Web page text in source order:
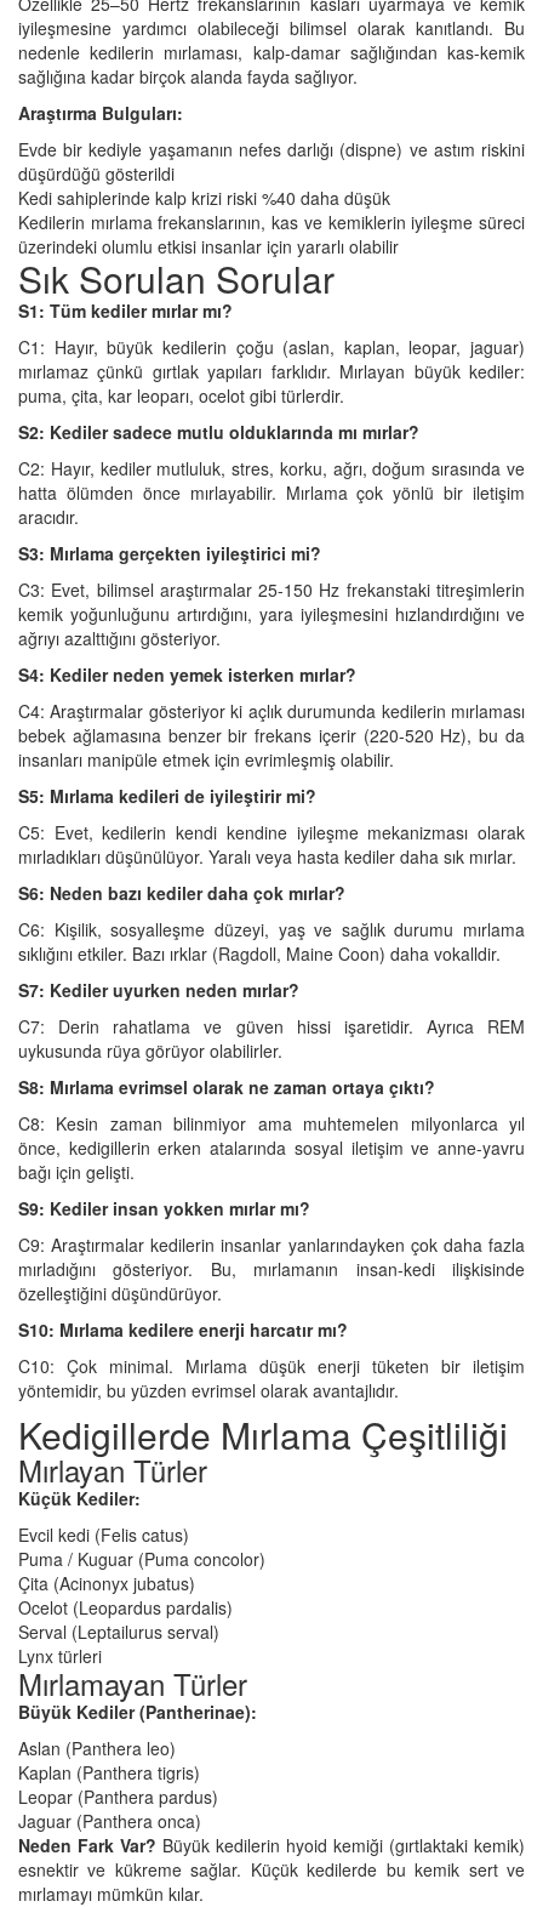
iyileşmesine yardımcı olabileceği bilimsel olarak kanıtlandı. Bu
nedenle kedilerin mırlaması, kalp-damar sağlığından kas-kemik
sağlığına kadar birçok alanda fayda sağlıyor.
Araştırma Bulguları:
Evde bir kediyle yaşamanın nefes darlığı (dispne) ve astım riskini
düşürdüğü gösterildi
Kedi sahiplerinde kalp krizi riski %40 daha düşük
Kedilerin mırlama frekanslarının, kas ve kemiklerin iyileşme süreci
üzerindeki olumlu etkisi insanlar için yararlı olabilir
Sık Sorulan Sorular
S1: Tüm kediler mırlar mı?
C1: Hayır, büyük kedilerin çoğu (aslan, kaplan, leopar, jaguar)
mırlamaz çünkü gırtlak yapıları farklıdır. Mırlayan büyük kediler:
puma, çita, kar leoparı, ocelot gibi türlerdir.
S2: Kediler sadece mutlu olduklarında mı mırlar?
C2: Hayır, kediler mutluluk, stres, korku, ağrı, doğum sırasında ve
hatta ölümden önce mırlayabilir. Mırlama çok yönlü bir iletişim
aracıdır.
S3: Mırlama gerçekten iyileştirici mi?
C3: Evet, bilimsel araştırmalar 25-150 Hz frekanstaki titreşimlerin
kemik yoğunluğunu artırdığını, yara iyileşmesini hızlandırdığını ve
ağrıyı azalttığını gösteriyor.
S4: Kediler neden yemek isterken mırlar?
C4: Araştırmalar gösteriyor ki açlık durumunda kedilerin mırlaması
bebek ağlamasına benzer bir frekans içerir (220-520 Hz), bu da
insanları manipüle etmek için evrimleşmiş olabilir.
S5: Mırlama kedileri de iyileştirir mi?
C5: Evet, kedilerin kendi kendine iyileşme mekanizması olarak
mırladıkları düşünülüyor. Yaralı veya hasta kediler daha sık mırlar.
S6: Neden bazı kediler daha çok mırlar?
C6: Kişilik, sosyalleşme düzeyi, yaş ve sağlık durumu mırlama
sıklığını etkiler. Bazı ırklar (Ragdoll, Maine Coon) daha vokalldir.
S7: Kediler uyurken neden mırlar?
C7: Derin rahatlama ve güven hissi işaretidir. Ayrıca REM
uykusunda rüya görüyor olabilirler.
S8: Mırlama evrimsel olarak ne zaman ortaya çıktı?
C8: Kesin zaman bilinmiyor ama muhtemelen milyonlarca yıl
önce, kedigillerin erken atalarında sosyal iletişim ve anne-yavru
bağı için gelişti.
S9: Kediler insan yokken mırlar mı?
C9: Araştırmalar kedilerin insanlar yanlarındayken çok daha fazla
mırladığını gösteriyor. Bu, mırlamanın insan-kedi ilişkisinde
özelleştiğini düşündürüyor.
S10: Mırlama kedilere enerji harcatır mı?
C10: Çok minimal. Mırlama düşük enerji tüketen bir iletişim
yöntemidir, bu yüzden evrimsel olarak avantajlıdır.
Kedigillerde Mırlama Çeşitliliği
Mırlayan Türler
Küçük Kediler:
Evcil kedi (Felis catus)
Puma / Kuguar (Puma concolor)
Çita (Acinonyx jubatus)
Ocelot (Leopardus pardalis)
Serval (Leptailurus serval)
Lynx türleri
Mırlamayan Türler
Büyük Kediler (Pantherinae):
Aslan (Panthera leo)
Kaplan (Panthera tigris)
Leopar (Panthera pardus)
Jaguar (Panthera onca)
Neden Fark Var? Büyük kedilerin hyoid kemiği (gırtlaktaki kemik)
esnektir ve kükreme sağlar. Küçük kedilerde bu kemik sert ve
mırlamayı mümkün kılar.